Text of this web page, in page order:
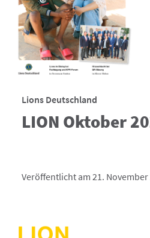
Lions Deutschland
LION Oktober
Veröffentlicht am 21. November